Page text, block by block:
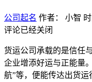
公司起名 作者： 小智
评论已经关闭
货运公司承载的是信任
企业增添好运与正能量
航”等，便能传达出货